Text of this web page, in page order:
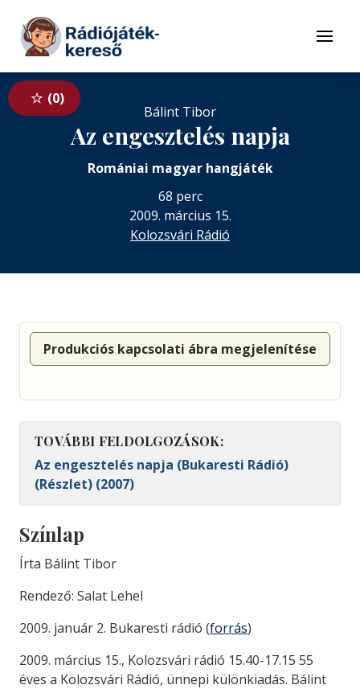
Tovább a tartalomhoz
Menü
0
Bálint Tibor
Az engesztelés napja
Romániai magyar hangjáték
68 perc
2009. március 15.
Kolozsvári Rádió
Produkciós kapcsolati ábra megjelenítése
TOVÁBBI FELDOLGOZÁSOK:
Az engesztelés napja (Bukaresti Rádió)
(Részlet) (2007)
Színlap
Írta Bálint Tibor
Rendező: Salat Lehel
2009. január 2. Bukaresti rádió (forrás)
2009. március 15., Kolozsvári rádió 15.40-17.15 55
éves a Kolozsvári Rádió, ünnepi különkiadás. Bálint